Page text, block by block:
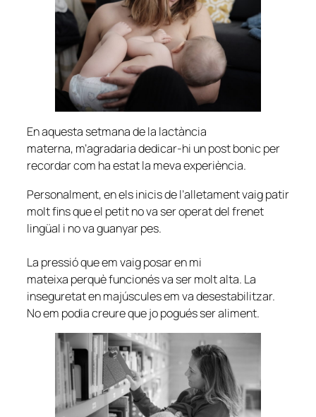
En aquesta setmana de la lactància
materna, m’agradaria dedicar-hi un post bonic per
recordar com ha estat la meva experiència.
Personalment, en els inicis de l’alletament vaig patir
molt fins que el petit no va ser operat del frenet
lingüal i no va guanyar pes.
La pressió que em vaig posar en mi
mateixa perquè funcionés va ser molt alta. La
inseguretat en majúscules em va desestabilitzar.
No em podia creure que jo pogués ser aliment.